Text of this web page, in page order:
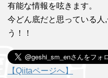
有能な情報を呟きます。
今どん底だと思っている人
う！！
【Qiitaページへ】